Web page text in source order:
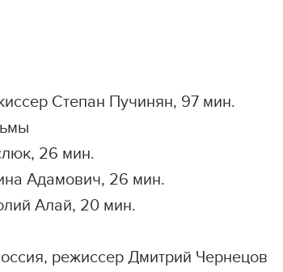
Степан Пучинян, 97 мин.
26 мин.
Адамович, 26 мин.
Алай, 20 мин.
режиссер Дмитрий Чернецов